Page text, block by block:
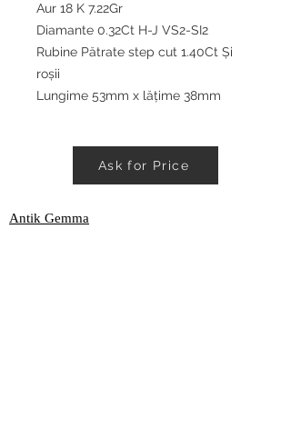
Aur 18 K 7.22Gr
Diamante 0.32Ct H-J VS2-SI2
Rubine Pătrate step cut 1.40Ct Și
roșii
Lungime 53mm x lățime 38mm
Ask for Price
Antik Gemma